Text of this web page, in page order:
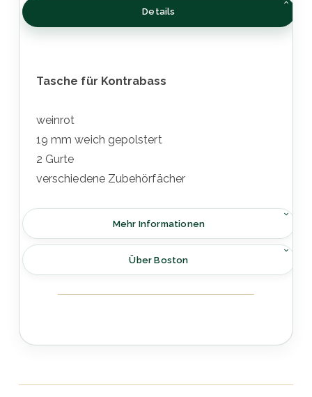
Details
Tasche für Kontrabass
weinrot
19 mm weich gepolstert
2 Gurte
verschiedene Zubehörfächer
Mehr Informationen
Über Boston